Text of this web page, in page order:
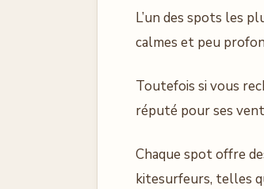
L’un des spots les
calmes et peu
Toutefois si vous
réputé pour ses
Chaque spot offre
kitesurfeurs, telles